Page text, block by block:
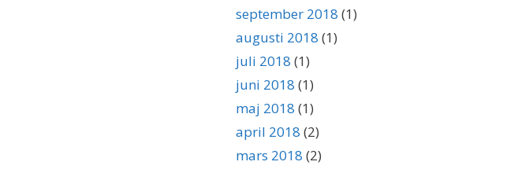
september 2018 (1)
augusti 2018 (1)
juli 2018 (1)
juni 2018 (1)
maj 2018 (1)
april 2018 (2)
mars 2018 (2)